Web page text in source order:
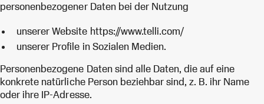
personenbezogener Daten bei der Nutzung
unserer Website https://www.telli.com/
unserer Profile in Sozialen Medien.
Personenbezogene Daten sind alle Daten, die auf eine
konkrete natürliche Person beziehbar sind, z. B. ihr Name
oder ihre IP-Adresse.